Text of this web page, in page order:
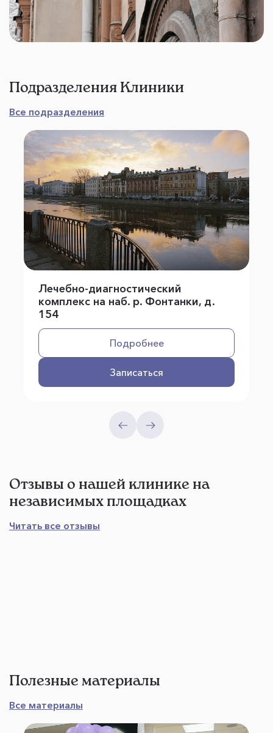
Подразделения Клиники
Все подразделения
Лечебно-диагностический
комплекс на наб. р. Фонтанки, д.
154
Подробнее
Записаться
Отзывы о нашей клинике на
независимых площадках
Читать все отзывы
Полезные материалы
Все материалы